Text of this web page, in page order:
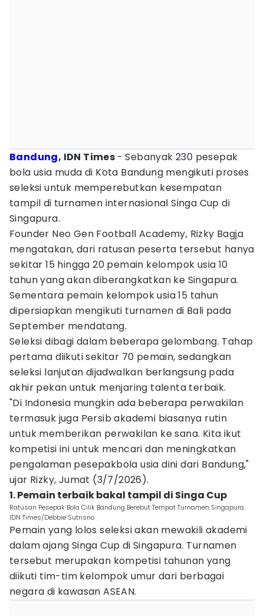
Bandung, IDN Times - Sebanyak 230 pesepak
bola usia muda di Kota Bandung mengikuti proses
seleksi untuk memperebutkan kesempatan
tampil di turnamen internasional Singa Cup di
Singapura.
Founder Neo Gen Football Academy, Rizky Bagja
mengatakan, dari ratusan peserta tersebut hanya
sekitar 15 hingga 20 pemain kelompok usia 10
tahun yang akan diberangkatkan ke Singapura.
Sementara pemain kelompok usia 15 tahun
dipersiapkan mengikuti turnamen di Bali pada
September mendatang.
Seleksi dibagi dalam beberapa gelombang. Tahap
pertama diikuti sekitar 70 pemain, sedangkan
seleksi lanjutan dijadwalkan berlangsung pada
akhir pekan untuk menjaring talenta terbaik.
"Di Indonesia mungkin ada beberapa perwakilan
termasuk juga Persib akademi biasanya rutin
untuk memberikan perwakilan ke sana. Kita ikut
kompetisi ini untuk mencari dan meningkatkan
pengalaman pesepakbola usia dini dari Bandung,"
ujar Rizky, Jumat (3/7/2026).
1. Pemain terbaik bakal tampil di Singa Cup
Ratusan Pesepak Bola Cilik Bandung Berebut Tempat Turnamen Singapura.
IDN Times/Debbie Sutrisno
Pemain yang lolos seleksi akan mewakili akademi
dalam ajang Singa Cup di Singapura. Turnamen
tersebut merupakan kompetisi tahunan yang
diikuti tim-tim kelompok umur dari berbagai
negara di kawasan ASEAN.